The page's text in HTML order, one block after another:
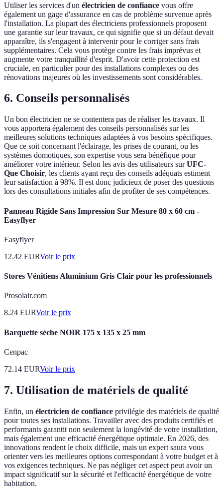
Utiliser les services d'un électricien de confiance vous offre
également un gage d'assurance en cas de problème survenue après
l'installation. La plupart des électriciens professionnels proposent
une garantie sur leur travaux, ce qui signifie que si un défaut devait
apparaître, ils s'engagent à intervenir pour le corriger sans frais
supplémentaires. Cela vous protège contre les frais imprévus et
augmente votre tranquillité d'esprit. D'avoir cette protection est
cruciale, en particulier pour des installations complexes ou des
rénovations majeures où les investissements sont considérables.
6. Conseils personnalisés
Un bon électricien ne se contentera pas de réaliser les travaux. Il
vous apportera également des conseils personnalisés sur les
meilleures solutions techniques adaptées à vos besoins spécifiques.
Que ce soit concernant l'éclairage, les prises de courant, ou les
systèmes domotiques, son expertise vous sera bénéfique pour
améliorer votre intérieur. Selon les avis des utilisateurs surUFC-
Que Choisir, les clients ayant reçu des conseils adéquats estiment
leur satisfaction à 98%. Il est donc judicieux de poser des questions
lors des consultations initiales afin de profiter de ses compétences.
Panneau Rigide Sans Impression Sur Mesure 80 x 60 cm -
Easyflyer
Easyflyer
12.42 EURVoir le prix
Stores Vénitiens Aluminium Gris Clair pour les professionnels
Prosolair.com
8.24 EURVoir le prix
Barquette sèche NOIR 175 x 135 x 25 mm
Cenpac
72.14 EURVoir le prix
7. Utilisation de matériels de qualité
Enfin, un électricien de confiance privilégie des matériels de qualité
pour toutes ses installations. Travailler avec des produits certifiés et
performants garantit non seulement la longévité de votre installation,
mais également une efficacité énergétique optimale. En 2026, des
innovations rendent le choix difficile, mais un expert saura vous
orienter vers les meilleures options correspondant à votre budget et à
vos exigences techniques. Ne pas négliger cet aspect peut avoir un
impact significatif sur la sécurité et l'efficacité énergétique de votre
habitation.